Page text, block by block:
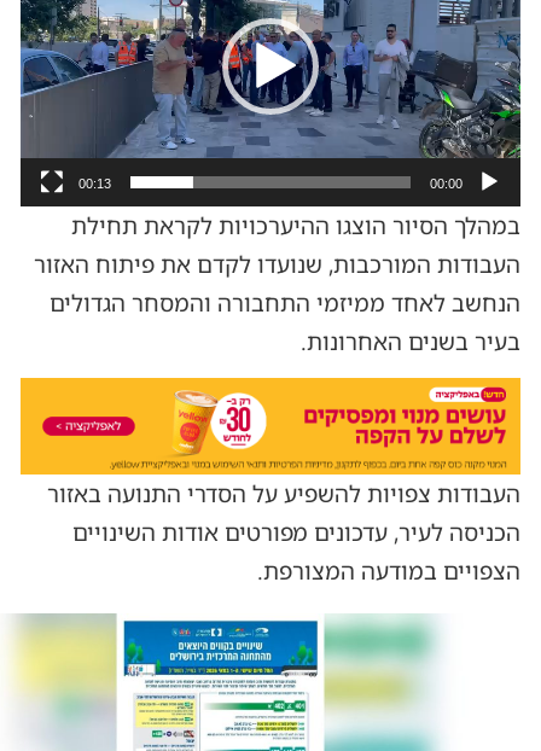
00:00
00:13
במהלך הסיור הוצגו ההיערכויות לקראת תחילת
העבודות המורכבות, שנועדו לקדם את פיתוח האזור
הנחשב לאחד ממיזמי התחבורה והמסחר הגדולים
בעיר בשנים האחרונות.
העבודות צפויות להשפיע על הסדרי התנועה באזור
הכניסה לעיר, עדכונים מפורטים אודות השינויים
הצפויים במודעה המצורפת.